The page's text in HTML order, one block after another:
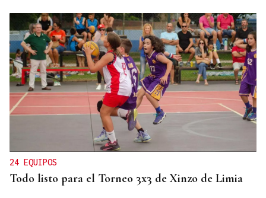
24 EQUIPOS
Todo listo para el Torneo 3x3 de Xinzo de Limia